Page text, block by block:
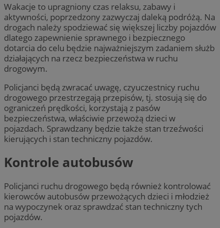
Wakacje to upragniony czas relaksu, zabawy i
aktywności, poprzedzony zazwyczaj daleką podróżą. Na
drogach należy spodziewać się większej liczby pojazdów
dlatego zapewnienie sprawnego i bezpiecznego
dotarcia do celu będzie najważniejszym zadaniem służb
działających na rzecz bezpieczeństwa w ruchu
drogowym.
Policjanci będą zwracać uwagę, czyuczestnicy ruchu
drogowego przestrzegają przepisów, tj. stosują się do
ograniczeń prędkości, korzystają z pasów
bezpieczeństwa, właściwie przewożą dzieci w
pojazdach. Sprawdzany będzie także stan trzeźwości
kierujących i stan techniczny pojazdów.
Kontrole autobusów
Policjanci ruchu drogowego będą również kontrolować
kierowców autobusów przewożących dzieci i młodzież
na wypoczynek oraz sprawdzać stan techniczny tych
pojazdów.